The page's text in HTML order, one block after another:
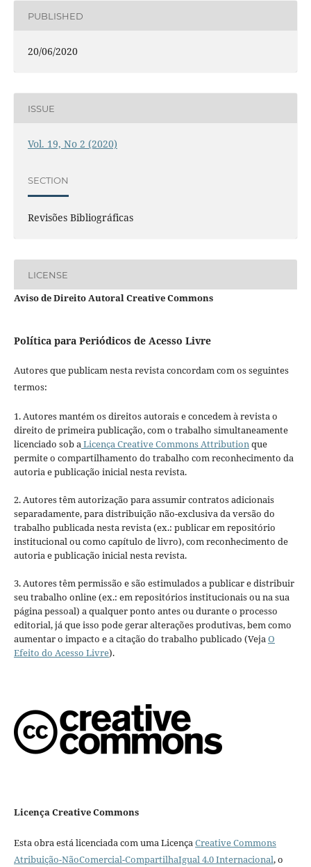
PUBLISHED
20/06/2020
ISSUE
Vol. 19, No 2 (2020)
SECTION
Revisões Bibliográficas
LICENSE
Aviso de Direito Autoral Creative Commons
Política para Periódicos de Acesso Livre
Autores que publicam nesta revista concordam com os seguintes
termos:
1. Autores mantém os direitos autorais e concedem à revista o
direito de primeira publicação, com o trabalho simultaneamente
licenciado sob aLicença Creative Commons Attributionque
permite o compartilhamento do trabalho com reconhecimento da
autoria e publicação inicial nesta revista.
2. Autores têm autorização para assumir contratos adicionais
separadamente, para distribuição não-exclusiva da versão do
trabalho publicada nesta revista (ex.: publicar em repositório
institucional ou como capítulo de livro), com reconhecimento de
autoria e publicação inicial nesta revista.
3. Autores têm permissão e são estimulados a publicar e distribuir
seu trabalho online (ex.: em repositórios institucionais ou na sua
página pessoal) a qualquer ponto antes ou durante o processo
editorial, já que isso pode gerar alterações produtivas, bem como
aumentar o impacto e a citação do trabalho publicado (VejaO
Efeito do Acesso Livre).
Licença Creative Commons
Esta obra está licenciada com uma LicençaCreative Commons
Atribuição-NãoComercial-CompartilhaIgual 4.0 Internacional, o